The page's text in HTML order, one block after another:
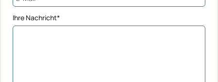
Ihre Nachricht*